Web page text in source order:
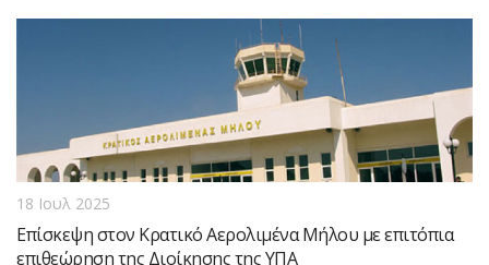
18 Ιουλ 2025
Επίσκεψη στον Κρατικό Αερολιμένα Μήλου με επιτόπια
επιθεώρηση της Διοίκησης της ΥΠΑ